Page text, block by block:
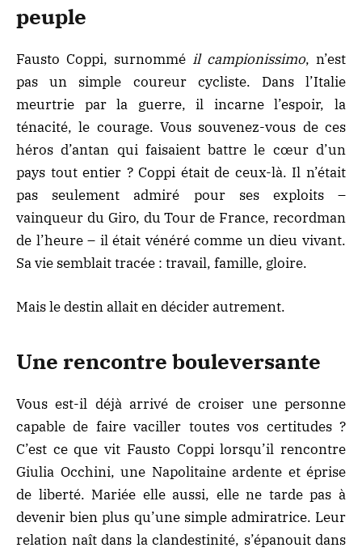
peuple
Fausto Coppi, surnommé il campionissimo, n’est
pas un simple coureur cycliste. Dans l’Italie
meurtrie par la guerre, il incarne l’espoir, la
ténacité, le courage. Vous souvenez-vous de ces
héros d’antan qui faisaient battre le cœur d’un
pays tout entier ? Coppi était de ceux-là. Il n’était
pas seulement admiré pour ses exploits –
vainqueur du Giro, du Tour de France, recordman
de l’heure – il était vénéré comme un dieu vivant.
Sa vie semblait tracée : travail, famille, gloire.
Mais le destin allait en décider autrement.
Une rencontre bouleversante
Vous est-il déjà arrivé de croiser une personne
capable de faire vaciller toutes vos certitudes ?
C’est ce que vit Fausto Coppi lorsqu’il rencontre
Giulia Occhini, une Napolitaine ardente et éprise
de liberté. Mariée elle aussi, elle ne tarde pas à
devenir bien plus qu’une simple admiratrice. Leur
relation naît dans la clandestinité, s’épanouit dans